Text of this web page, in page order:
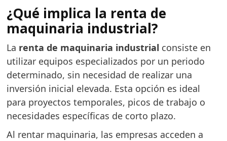
¿Qué implica la renta de
maquinaria industrial?
La renta de maquinaria industrial consiste en
utilizar equipos especializados por un periodo
determinado, sin necesidad de realizar una
inversión inicial elevada. Esta opción es ideal
para proyectos temporales, picos de trabajo o
necesidades específicas de corto plazo.
Al rentar maquinaria, las empresas acceden a